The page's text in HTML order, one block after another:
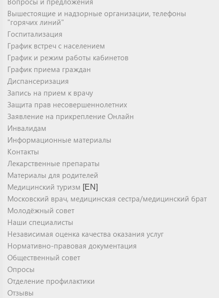
Вышестоящие и надзорные организации, телефоны
"горячих линий"
Госпитализация
График встреч с населением
График и режим работы кабинетов
График приема граждан
Диспансеризация
Запись на прием к врачу
Защита прав несовершеннолетних
Заявление на прикрепление Онлайн
Инвалидам
Информационные материалы
Контакты
Лекарственные препараты
Материалы для родителей
Медицинский туризм [EN]
Московский врач, медицинская сестра/медицинский брат
Молодёжный совет
Наши специалисты
Независимая оценка качества оказания услуг
Нормативно-правовая документация
Общественный совет
Опросы
Отделение профилактики
Отзывы